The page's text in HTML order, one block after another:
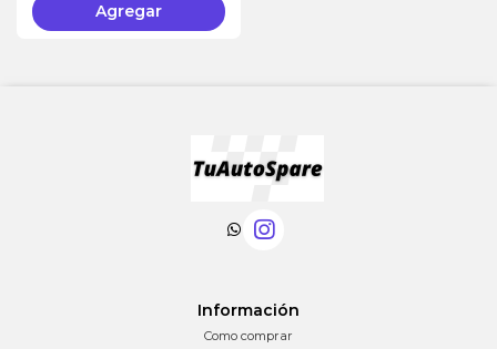
Agregar
Información
Como comprar